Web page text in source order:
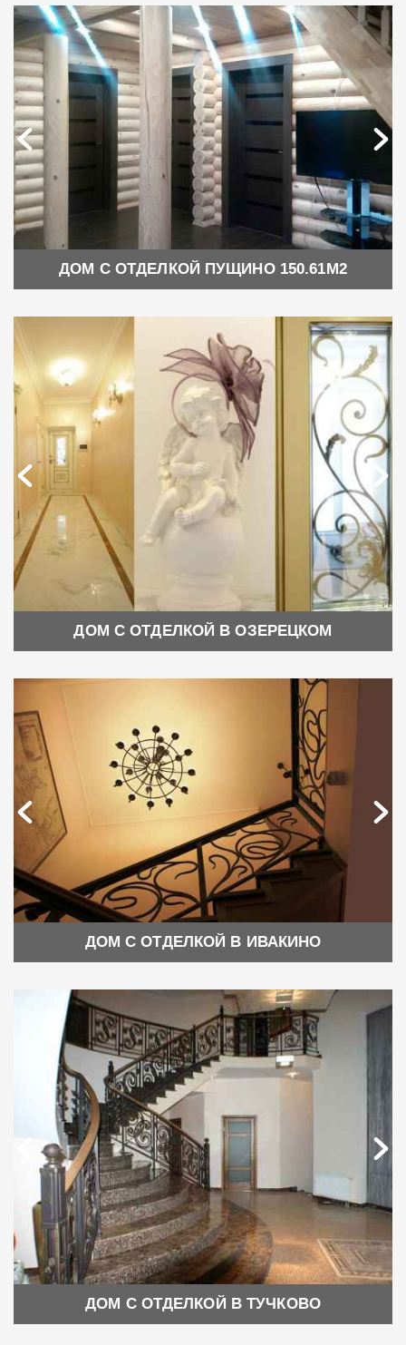
ДОМ С ОТДЕЛКОЙ ПУЩИНО 150.61М2
ДОМ С ОТДЕЛКОЙ В ОЗЕРЕЦКОМ
ДОМ С ОТДЕЛКОЙ В ИВАКИНО
ДОМ С ОТДЕЛКОЙ В ТУЧКОВО